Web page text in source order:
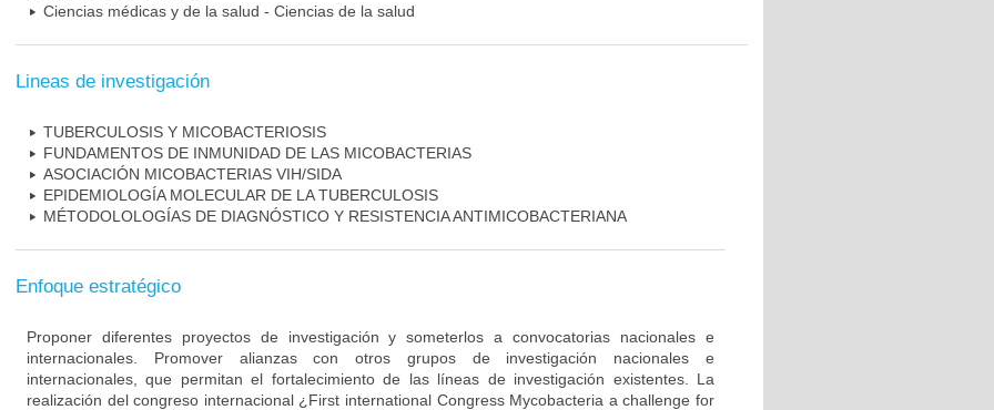
Ciencias médicas y de la salud - Ciencias de la salud
Lineas de investigación
TUBERCULOSIS Y MICOBACTERIOSIS
FUNDAMENTOS DE INMUNIDAD DE LAS MICOBACTERIAS
ASOCIACIÓN MICOBACTERIAS VIH/SIDA
EPIDEMIOLOGÍA MOLECULAR DE LA TUBERCULOSIS
MÉTODOLOLOGÍAS DE DIAGNÓSTICO Y RESISTENCIA ANTIMICOBACTERIANA
Enfoque estratégico
Proponer diferentes proyectos de investigación y someterlos a convocatorias nacionales e
internacionales. Promover alianzas con otros grupos de investigación nacionales e
internacionales, que permitan el fortalecimiento de las líneas de investigación existentes. La
realización del congreso internacional ¿First international Congress Mycobacteria a challenge for